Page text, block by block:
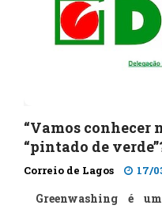
“Vamos conhecer
“pintado de
Correio de Lagos 17/
Greenwashing é